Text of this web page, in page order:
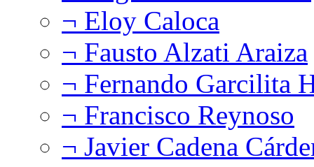
¬ Eloy Caloca
¬ Fausto Alzati Araiza
¬ Fernando Garcilita
¬ Francisco Reynoso
¬ Javier Cadena